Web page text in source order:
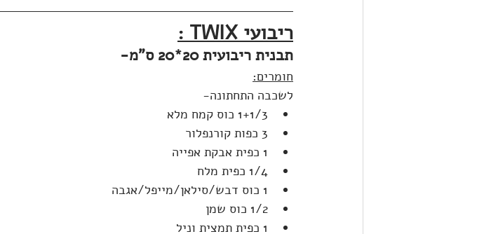
ריבועי TWIX :
תבנית ריבועית 20*20 ס"מ-
חומרים:
לשכבה התחתונה-
1+1/3 כוס קמח מלא
3 כפות קורנפלור
1 כפית אבקת אפייה
1/4 כפית מלח
1 כוס דבש/סילאן/מייפל/אגבה
1/2 כוס שמן
1 כפית תמצית וניל